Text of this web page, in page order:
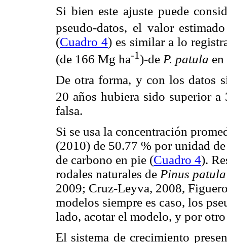
Si bien este ajuste puede
pseudo-datos, el valor
(Cuadro 4) es similar a lo
(de 166 Mg ha-1)-de P. patula
De otra forma, y con los datos
20 años hubiera sido superior
falsa.
Si se usa la concentración
(2010) de 50.77 % por unidad
de carbono en pie (Cuadro 4).
rodales naturales de Pinus patula
2009; Cruz-Leyva, 2008,
modelos siempre es caso, los
lado, acotar el modelo, y por
El sistema de crecimiento